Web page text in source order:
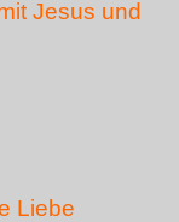
Jesus und
Liebe